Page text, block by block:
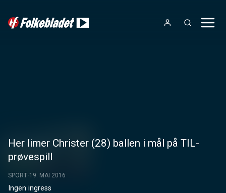
Her limer Christer (28) ballen i mål på TIL-
prøvespill
SPORT 19. MAI 2016
Ingen ingress